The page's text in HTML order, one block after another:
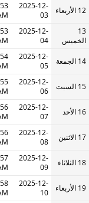
12 الأربعاء
2025-12-
03
13
الخميس
2025-12-
04
14 الجمعة
2025-12-
05
15 السبت
2025-12-
06
16 الأحد
2025-12-
07
17 الاثنين
2025-12-
08
18 الثلاثاء
2025-12-
09
19 الأربعاء
2025-12-
10